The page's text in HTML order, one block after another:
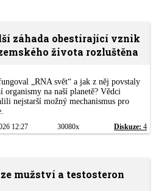
záhada obestírající vznik
života rozluštěna
„RNA svět“ a jak z něj povstaly
organismy na naší planetě? Vědci
nejstarší možný mechanismus pro
12:27 30080x Diskuze: 4
mužství a testosteron